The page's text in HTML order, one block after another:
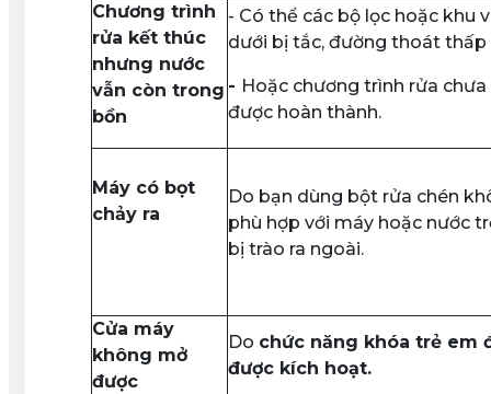
Chương trình
rửa kết thúc
nhưng nước
vẫn còn trong
bồn
- Có thể các bộ lọc hoặc khu
dưới bị tắc, đường thoát thấp
- Hoặc chương trình rửa chưa
được hoàn thành.
Máy có bọt
chảy ra
Do bạn dùng bột rửa chén
phù hợp với máy hoặc nước
bị trào ra ngoài.
Cửa máy
không mở
được
Do chức năng khóa trẻ em
được kích hoạt.